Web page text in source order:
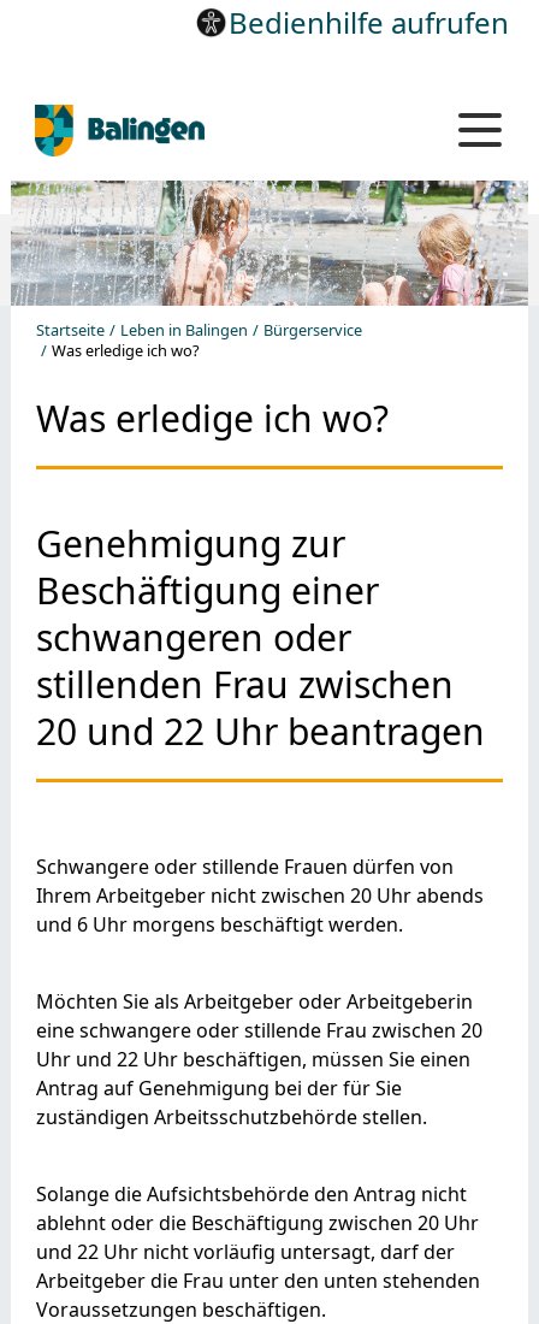
Bedienhilfe aufrufen
Startseite Leben in Balingen
Bürgerservice
Was erledige ich wo?
Was erledige ich wo?
Genehmigung zur
Beschäftigung einer
schwangeren oder
stillenden Frau zwischen
20 und 22 Uhr beantragen
Schwangere oder stillende Frauen dürfen von
Ihrem Arbeitgeber nicht zwischen 20 Uhr abends
und 6 Uhr morgens beschäftigt werden.
Möchten Sie als Arbeitgeber oder Arbeitgeberin
eine schwangere oder stillende Frau zwischen 20
Uhr und 22 Uhr beschäftigen, müssen Sie einen
Antrag auf Genehmigung bei der für Sie
zuständigen Arbeitsschutzbehörde stellen.
Solange die Aufsichtsbehörde den Antrag nicht
ablehnt oder die Beschäftigung zwischen 20 Uhr
und 22 Uhr nicht vorläufig untersagt, darf der
Arbeitgeber die Frau unter den unten stehenden
Voraussetzungen beschäftigen.